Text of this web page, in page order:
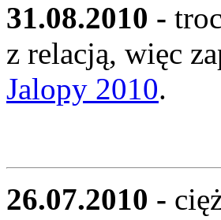
31.08.2010 -
z relacją, więc
Jalopy 2010.
26.07.2010 -